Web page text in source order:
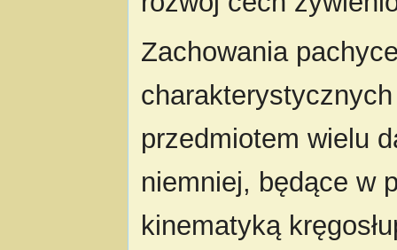
Zachowania
przedmiotem wielu
niemniej, będące w
kinematyką